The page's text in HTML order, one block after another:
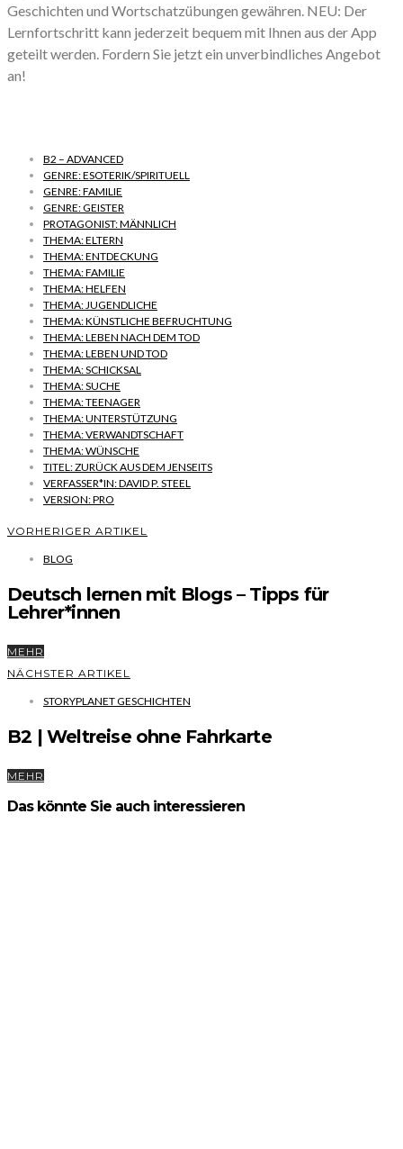
Geschichten und Wortschatzübungen gewähren. NEU: Der
Lernfortschritt kann jederzeit bequem mit Ihnen aus der App
geteilt werden. Fordern Sie jetzt ein unverbindliches Angebot
an!
B2 – ADVANCED
GENRE: ESOTERIK/SPIRITUELL
GENRE: FAMILIE
GENRE: GEISTER
PROTAGONIST: MÄNNLICH
THEMA: ELTERN
THEMA: ENTDECKUNG
THEMA: FAMILIE
THEMA: HELFEN
THEMA: JUGENDLICHE
THEMA: KÜNSTLICHE BEFRUCHTUNG
THEMA: LEBEN NACH DEM TOD
THEMA: LEBEN UND TOD
THEMA: SCHICKSAL
THEMA: SUCHE
THEMA: TEENAGER
THEMA: UNTERSTÜTZUNG
THEMA: VERWANDTSCHAFT
THEMA: WÜNSCHE
TITEL: ZURÜCK AUS DEM JENSEITS
VERFASSER*IN: DAVID P. STEEL
VERSION: PRO
VORHERIGER ARTIKEL
BLOG
Deutsch lernen mit Blogs – Tipps für
Lehrer*innen
MEHR
NÄCHSTER ARTIKEL
STORYPLANET GESCHICHTEN
B2 | Weltreise ohne Fahrkarte
MEHR
Das könnte Sie auch interessieren